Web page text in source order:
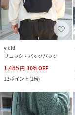
yield
リュック・バックパック
1,485 円 10%OFF
13ポイント(1倍)